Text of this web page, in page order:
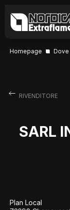
Homepage Dove
RIVENDITORE
SARL
Plan Local